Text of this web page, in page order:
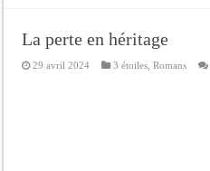
La perte en héritage
29 avril 2024 3 étoiles ,Romans